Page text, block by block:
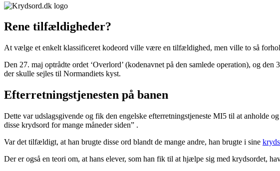
Rene tilfældigheder?
At vælge et enkelt klassificeret kodeord ville være en tilfældighed, men ville to så
Den 27. maj optrådte ordet ‘Overlord’ (kodenavnet på den samlede operation), og
der skulle sejles til Normandiets kyst.
Efterretningstjenesten på banen
Dette var udslagsgivende og fik den engelske efterretningstjeneste MI5 til at anholde
disse krydsord for mange måneder siden” .
Var det tilfældigt, at han brugte disse ord blandt de mange andre, han brugte i sine
Der er også en teori om, at hans elever, som han fik til at hjælpe sig med krydsordet,